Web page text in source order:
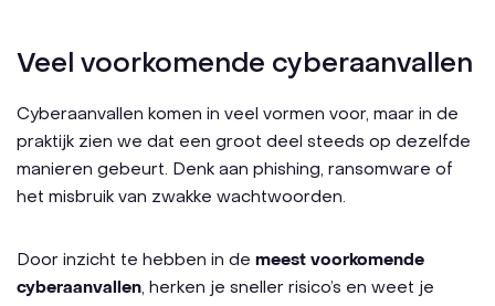
Veel voorkomende cyberaanvallen
Cyberaanvallen komen in veel vormen voor, maar in de
praktijk zien we dat een groot deel steeds op dezelfde
manieren gebeurt. Denk aan phishing, ransomware of
het misbruik van zwakke wachtwoorden.
Door inzicht te hebben in de meest voorkomende
cyberaanvallen , herken je sneller risico’s en weet je